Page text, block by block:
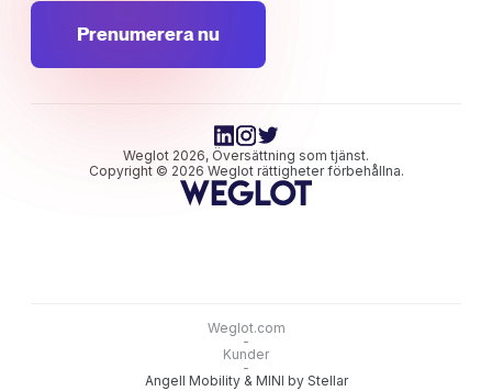
Prenumerera nu
Weglot 2026, Översättning som tjänst.
Copyright © 2026 Weglot rättigheter förbehållna.
Weglot.com
-
Kunder
-
Angell Mobility & MINI by Stellar